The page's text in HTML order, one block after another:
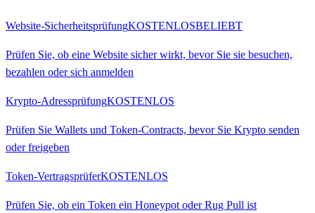
Website-SicherheitsprüfungKOSTENLOSBELIEBT
Prüfen Sie, ob eine Website sicher wirkt, bevor Sie sie besuchen,
bezahlen oder sich anmelden
Krypto-AdressprüfungKOSTENLOS
Prüfen Sie Wallets und Token-Contracts, bevor Sie Krypto senden
oder freigeben
Token-VertragsprüferKOSTENLOS
Prüfen Sie, ob ein Token ein Honeypot oder Rug Pull ist